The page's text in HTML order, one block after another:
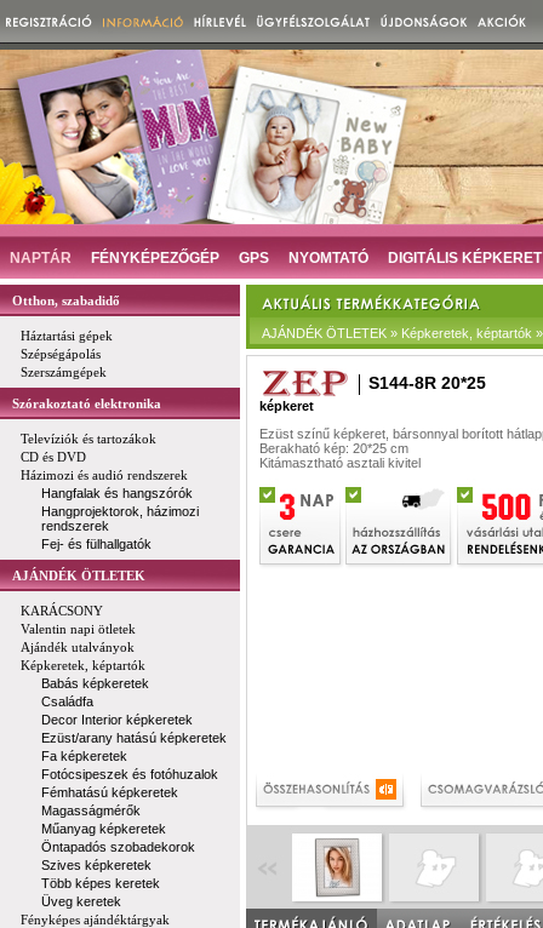
NAPTÁR FÉNYKÉPEZŐGÉP GPS NYOMTATÓ DIGITÁLIS KÉPKERET
Otthon, szabadidő
Háztartási gépek
Szépségápolás
Szerszámgépek
Szórakoztató elektronika
Televíziók és tartozákok
CD és DVD
Házimozi és audió rendszerek
Hangfalak és hangszórók
Hangprojektorok, házimozi
rendszerek
Fej- és fülhallgatók
AJÁNDÉK ÖTLETEK
KARÁCSONY
Valentin napi ötletek
Ajándék utalványok
Képkeretek, képtartók
Babás képkeretek
Családfa
Decor Interior képkeretek
Ezüst/arany hatású képkeretek
Fa képkeretek
Fotócsipeszek és fotóhuzalok
Fémhatású képkeretek
Magasságmérők
Műanyag képkeretek
Öntapadós szobadekorok
Szives képkeretek
Több képes keretek
Üveg keretek
Fényképes ajándéktárgyak
AJÁNDÉK ÖTLETEK » Képkeretek, képtartók
S144-8R 20*25
képkeret
Ezüst színű képkeret, bársonnyal borított
Berakható kép: 20*25 cm
Kitámasztható asztali kivitel